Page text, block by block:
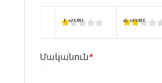
1 Star 2 Star
*
Մականուն